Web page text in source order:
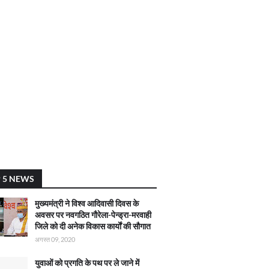
5 NEWS
मुख्यमंत्री ने विश्व आदिवासी दिवस के
अवसर पर नवगठित गौरेला-पेन्ड्रा-मरवाही
जिले को दी अनेक विकास कार्याें की सौगात
अगस्त 09, 2020
युवाओं को प्रगति के पथ पर ले जाने में